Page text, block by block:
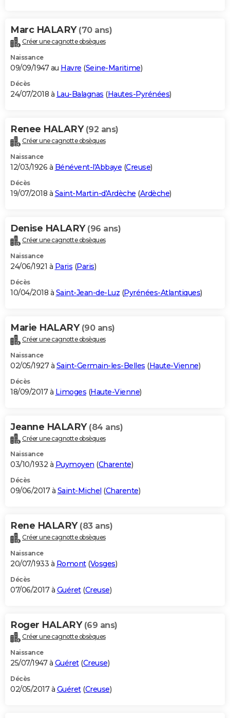
Marc HALARY (70 ans)
Créer une cagnotte obsèques
Naissance
09/09/1947 au Havre (Seine-Maritime)
Décès
24/07/2018 à Lau-Balagnas (Hautes-Pyrénées)
Renee HALARY (92 ans)
Créer une cagnotte obsèques
Naissance
12/03/1926 à Bénévent-l'Abbaye (Creuse)
Décès
19/07/2018 à Saint-Martin-d'Ardèche (Ardèche)
Denise HALARY (96 ans)
Créer une cagnotte obsèques
Naissance
24/06/1921 à Paris (Paris)
Décès
10/04/2018 à Saint-Jean-de-Luz (Pyrénées-Atlantiques)
Marie HALARY (90 ans)
Créer une cagnotte obsèques
Naissance
02/05/1927 à Saint-Germain-les-Belles (Haute-Vienne)
Décès
18/09/2017 à Limoges (Haute-Vienne)
Jeanne HALARY (84 ans)
Créer une cagnotte obsèques
Naissance
03/10/1932 à Puymoyen (Charente)
Décès
09/06/2017 à Saint-Michel (Charente)
Rene HALARY (83 ans)
Créer une cagnotte obsèques
Naissance
20/07/1933 à Romont(Vosges)
Décès
07/06/2017 à Guéret(Creuse)
Roger HALARY (69 ans)
Créer une cagnotte obsèques
Naissance
25/07/1947 à Guéret(Creuse)
Décès
02/05/2017 à Guéret(Creuse)